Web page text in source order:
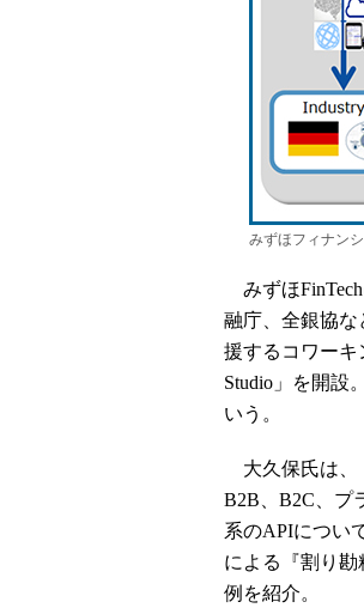
みずほフィナン
みずほ
融庁、全銀協
援するコワーキ
Studio」を開設
いう。
大久保氏は、
B2B、B2C、プ
系のAPIについ
による『割り勘
例を紹介。